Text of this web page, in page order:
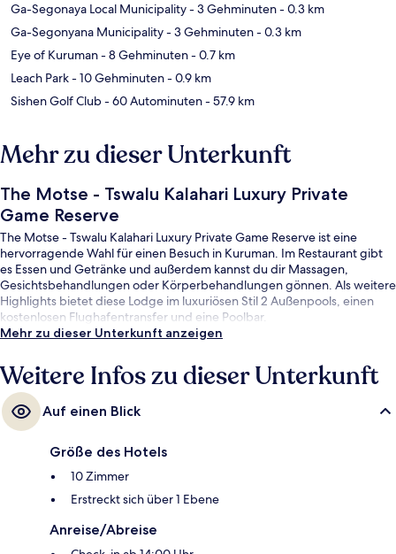
Ga-Segonaya Local Municipality- 3 Gehminuten- 0.3 km
Ga-Segonyana Municipality- 3 Gehminuten- 0.3 km
Eye of Kuruman- 8 Gehminuten- 0.7 km
Leach Park- 10 Gehminuten- 0.9 km
Sishen Golf Club- 60 Autominuten- 57.9 km
Mehr zu dieser Unterkunft
The Motse - Tswalu Kalahari Luxury Private
Game Reserve
The Motse - Tswalu Kalahari Luxury Private Game Reserve ist eine
hervorragende Wahl für einen Besuch in Kuruman. Im Restaurant gibt
es Essen und Getränke und außerdem kannst du dir Massagen,
Gesichtsbehandlungen oder Körperbehandlungen gönnen. Als weitere
Highlights bietet diese Lodge im luxuriösen Stil 2 Außenpools, einen
kostenlosen Flughafentransfer und eine Poolbar.
Mehr zu dieser Unterkunft anzeigen
Weitere Infos zu dieser Unterkunft
Auf einen Blick
Größe des Hotels
10 Zimmer
Erstreckt sich über 1 Ebene
Anreise/Abreise